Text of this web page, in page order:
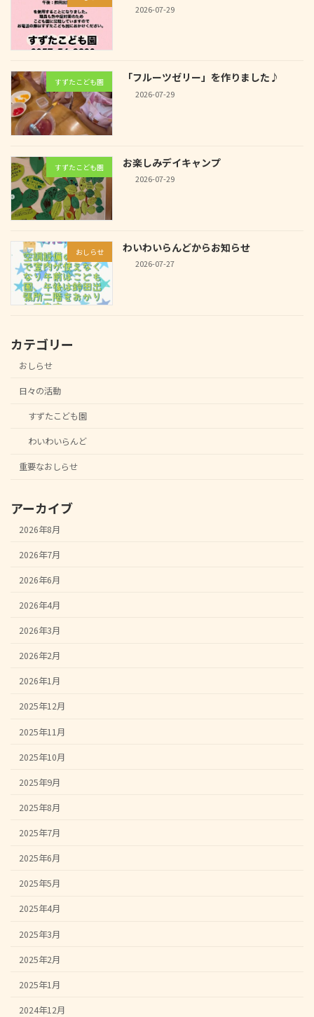
2026-07-29
すずたこども園 「フルーツゼリー」を作りました♪
2026-07-29
すずたこども園 お楽しみデイキャンプ
2026-07-29
おしらせ わいわいらんどからお知らせ
2026-07-27
カテゴリー
おしらせ
日々の活動
すずたこども園
わいわいらんど
重要なおしらせ
アーカイブ
2026年8月
2026年7月
2026年6月
2026年4月
2026年3月
2026年2月
2026年1月
2025年12月
2025年11月
2025年10月
2025年9月
2025年8月
2025年7月
2025年6月
2025年5月
2025年4月
2025年3月
2025年2月
2025年1月
2024年12月